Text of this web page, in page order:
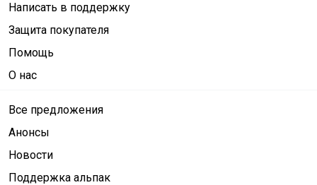
Написать в поддержку
Защита покупателя
Помощь
О нас
Все предложения
Анонсы
Новости
Поддержка альпак